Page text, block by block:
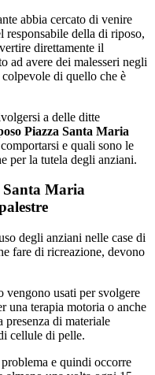
abbia cercato di venire
responsabile della di riposo,
direttamente il
ad avere dei malesseri negli
di quello che è
a delle ditte
Piazza Santa Maria
e quali sono le
per la tutela degli anziani.
Santa Maria
degli anziani nelle case di
fare di ricreazione, devono
vengono usati per svolgere
una terapia motoria o anche
presenza di materiale
cellule di pelle.
e quindi occorre